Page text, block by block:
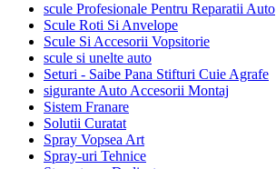
scule Profesionale Pentru Reparatii Auto
Scule Roti Si Anvelope
Scule Si Accesorii Vopsitorie
scule si unelte auto
Seturi - Saibe Pana Stifturi Cuie Agrafe
sigurante Auto Accesorii Montaj
Sistem Franare
Solutii Curatat
Spray Vopsea Art
Spray-uri Tehnice